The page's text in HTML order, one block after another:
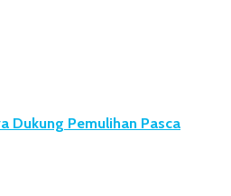
Dukung Pemulihan Pasca